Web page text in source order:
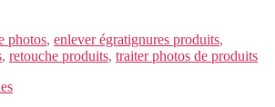
photos, enlever égratignures produits,
, retouche produits, traiter photos de produits